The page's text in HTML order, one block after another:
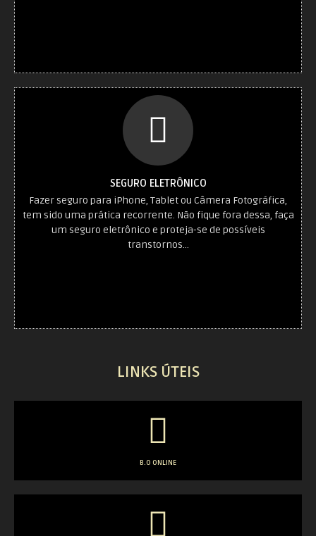
SEGURO ELETRÔNICO
Fazer seguro para iPhone, Tablet ou Câmera Fotográfica,
tem sido uma prática recorrente. Não fique fora dessa, faça
um seguro eletrônico e proteja-se de possíveis
transtornos…
LINKS ÚTEIS
B.O ONLINE